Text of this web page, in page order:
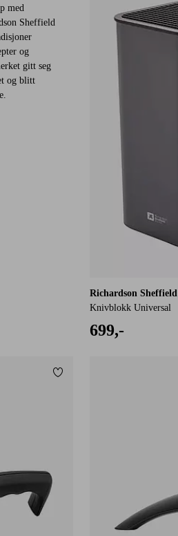
med
Sheffield
og
gitt seg
og blitt
Richardson Sheffield
Knivblokk Universal
699,-
Legg til favoritter